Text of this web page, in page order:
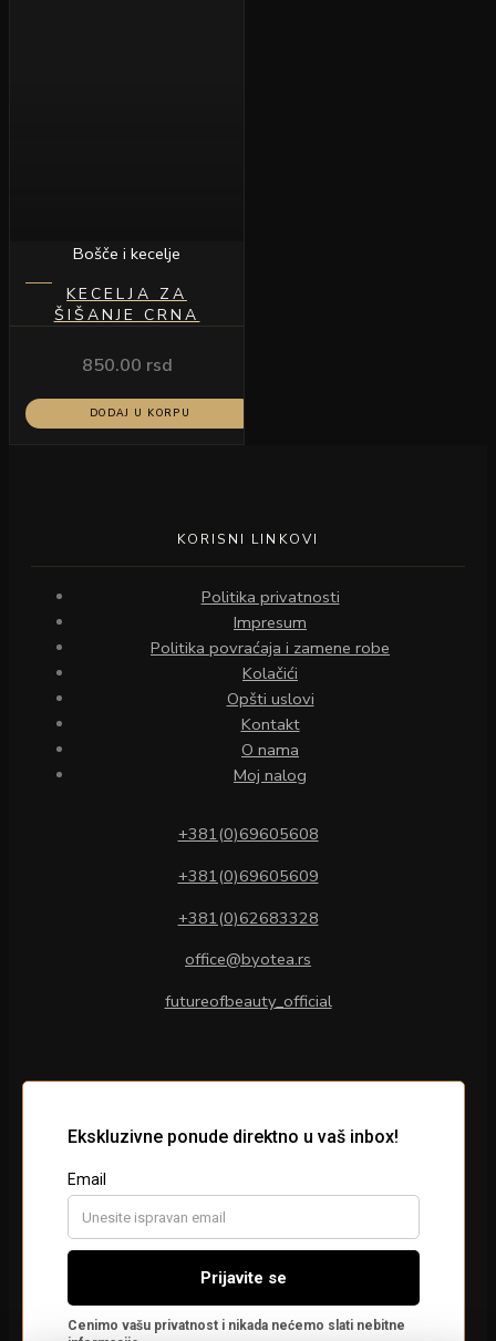
Bošče i kecelje
KECELJA ZA
ŠIŠANJE CRNA
850.00 rsd
DODAJ U KORPU
KORISNI LINKOVI
Politika privatnosti
Impresum
Politika povraćaja i zamene robe
Kolačići
Opšti uslovi
Kontakt
O nama
Moj nalog
+381(0)69605608
+381(0)69605609
+381(0)62683328
office@byotea.rs
futureofbeauty_official